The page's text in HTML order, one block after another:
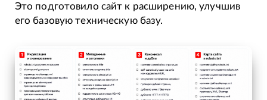
Это подготовило сайт к расширению, улучшив
его базовую техническую базу.